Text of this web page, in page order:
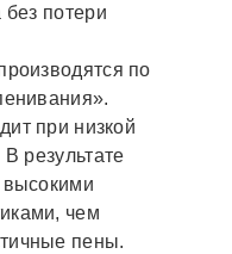
без потери
по
при низкой
результате
высокими
чем
пены.